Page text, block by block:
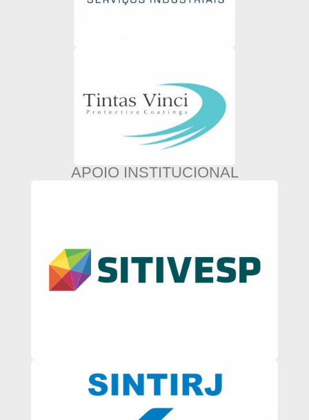
APOIO INSTITUCIONAL